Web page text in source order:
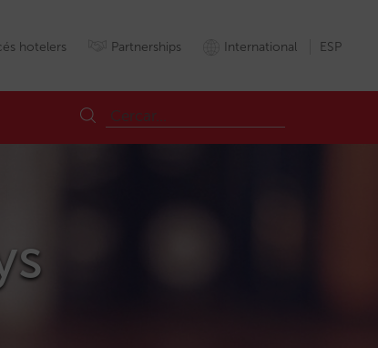
hotelers Partnerships International ESP